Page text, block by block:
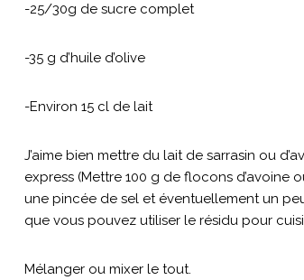
-25/30g de sucre complet
-35 g d’huile d’olive
-Environ 15 cl de lait
J’aime bien mettre du lait de sarrasin ou
express (Mettre 100 g de flocons d’avoine
une pincée de sel et éventuellement un
que vous pouvez utiliser le résidu pour
Mélanger ou mixer le tout.